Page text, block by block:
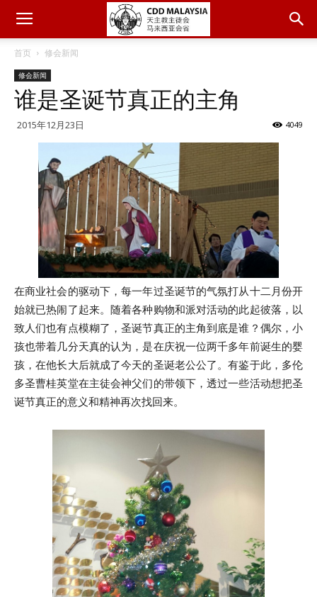
首页 修会新闻
修会新闻
谁是圣诞节真正的主角
2015年12月23日 4049
在商业社会的驱动下，每一年过圣诞节的气氛打从十二月份开
始就已热闹了起来。随着各种购物和派对活动的此起彼落，以
致人们也有点模糊了，圣诞节真正的主角到底是谁？偶尔，小
孩也带着几分天真的认为，是在庆祝一位两千多年前诞生的婴
孩，在他长大后就成了今天的圣诞老公公了。有鉴于此，多伦
多圣曹桂英堂在主徒会神父们的带领下，透过一些活动想把圣
诞节真正的意义和精神再次找回来。